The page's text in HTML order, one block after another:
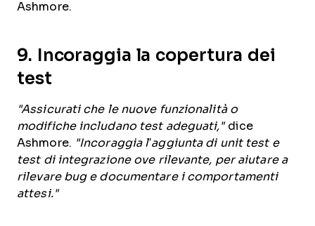
Ashmore.
9. Incoraggia la copertura dei
test
"Assicurati che le nuove funzionalità o
modifiche includano test adeguati,"dice
Ashmore. "Incoraggia l’aggiunta di unit test e
test di integrazione ove rilevante, per aiutare a
rilevare bug e documentare i comportamenti
attesi."